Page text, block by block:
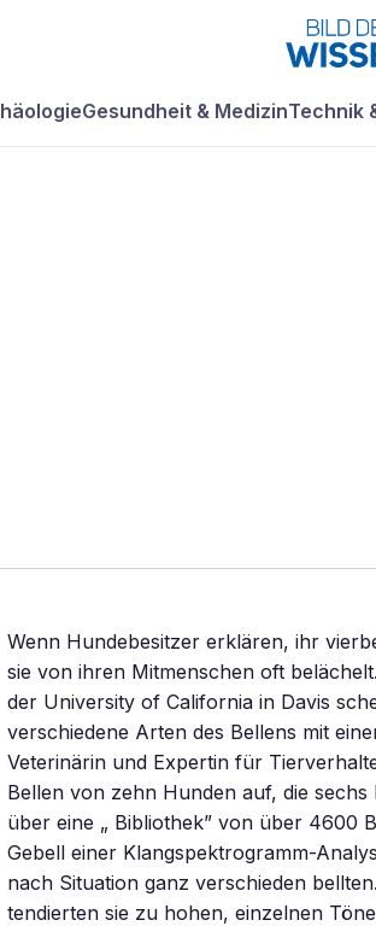
Gesundheit & MedizinTechnik
Wenn Hundebesitzer erklären, ihr
sie von ihren Mitmenschen oft
der University of California in Davis
verschiedene Arten des Bellens mit
Veterinärin und Expertin für
Bellen von zehn Hunden auf, die
über eine „ Bibliothek” von über 4600
Gebell einer Klangspektrogramm-
nach Situation ganz verschieden
tendierten sie zu hohen, einzelnen